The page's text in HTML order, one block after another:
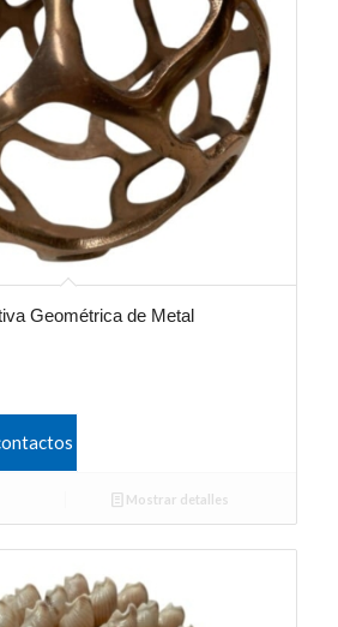
Geométrica de Metal
Mostrar detalles